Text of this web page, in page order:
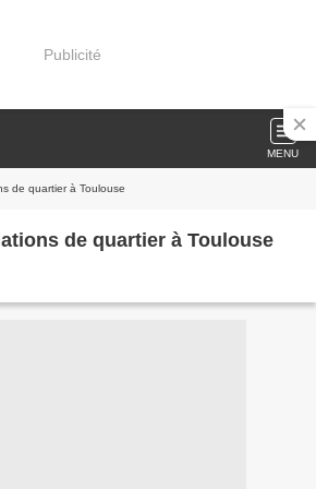
Publicité
MENU
de quartier à Toulouse
de quartier à Toulouse